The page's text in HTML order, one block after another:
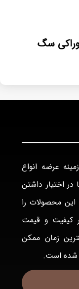
سگ
عرضه انواع
اختيار داشتن
محصولات را
كيفيت و قيمت
زمان ممكن
شده است.